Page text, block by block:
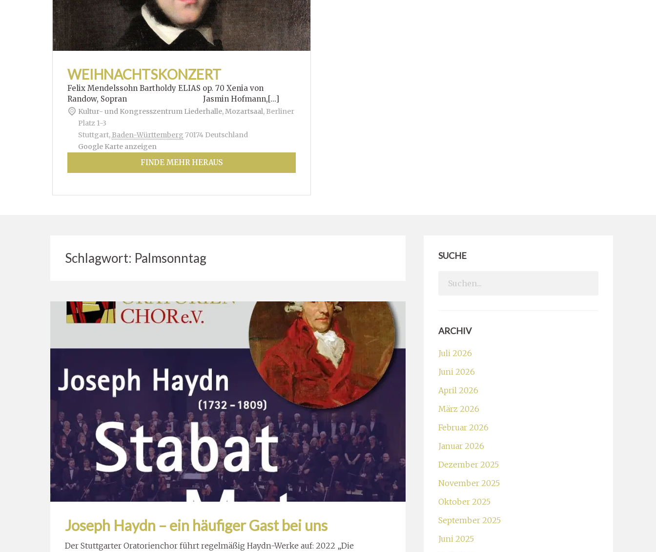
WEIHNACHTSKONZERT
Felix Mendelssohn Bartholdy ELIAS op. 70 Xenia von
Randow, Sopran Jasmin Hofmann,[...]
Kultur- und Kongresszentrum Liederhalle, Mozartsaal, Berliner
Platz 1-3
Stuttgart, Baden-Württemberg 70174 Deutschland
Google Karte anzeigen
FINDE MEHR HERAUS
Schlagwort: Palmsonntag
Joseph Haydn – ein häufiger Gast bei uns
Der Stuttgarter Oratorienchor führt regelmäßig Haydn-Werke auf: 2022 „Die
SUCHE
Search
ARCHIV
Juli 2026
Juni 2026
April 2026
März 2026
Februar 2026
Januar 2026
Dezember 2025
November 2025
Oktober 2025
September 2025
Juni 2025